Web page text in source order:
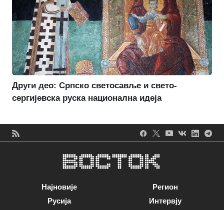
Други део: Српско светосавље и свето-
сергијевска руска национална идеја
Најновије
Русија
Регион
Интервју